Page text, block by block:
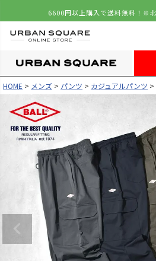
6600円以上購入で送料無料！ ※
HOME メンズ パンツ カジュアルパンツ
サイズ